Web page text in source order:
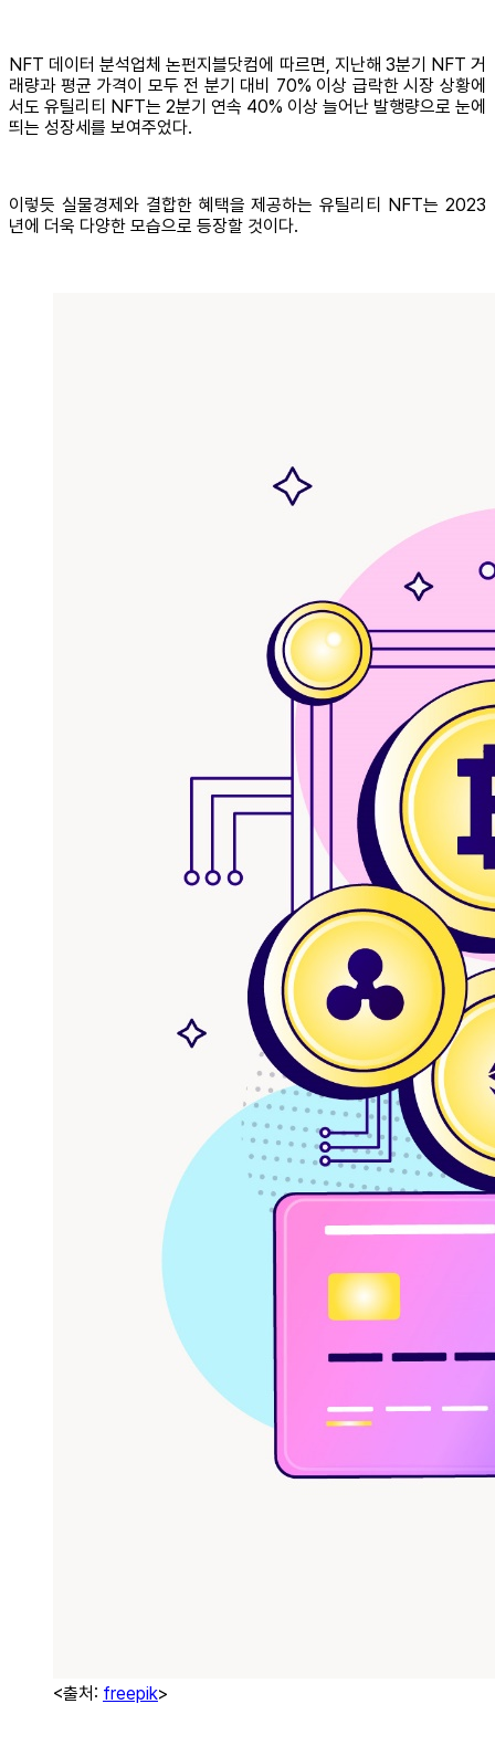
NFT 데이터 분석업체 논펀지블닷컴에 따르면, 지난해 3분기 NFT 거
래량과 평균 가격이 모두 전 분기 대비 70% 이상 급락한 시장 상황에
서도 유틸리티 NFT는 2분기 연속 40% 이상 늘어난 발행량으로 눈에
띄는 성장세를 보여주었다.
이렇듯 실물경제와 결합한 혜택을 제공하는 유틸리티 NFT는 2023
년에 더욱 다양한 모습으로 등장할 것이다.
<출처: freepik>